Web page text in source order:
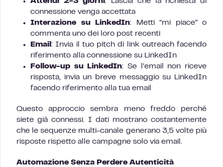
connessione venga accettata
Interazione su LinkedIn: Metti “mi piace” o
commenta uno dei loro post recenti
Email : Invia il tuo pitch di link outreach facendo
riferimento alla connessione su LinkedIn
Follow-up su LinkedIn: Se l’email non riceve
risposta, invia un breve messaggio su LinkedIn
facendo riferimento alla tua email
Questo approccio sembra meno freddo perché
siete già connessi. I dati mostrano costantemente
che le sequenze multi-canale generano 3,5 volte più
risposte rispetto alle campagne solo via email.
Automazione Senza Perdere Autenticità